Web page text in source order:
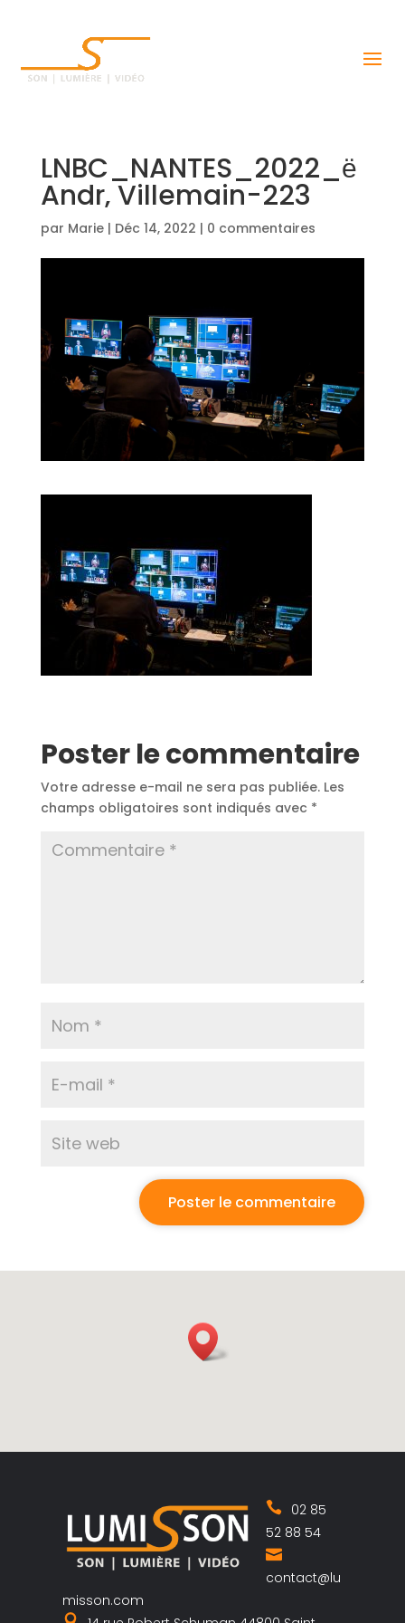
LNBC_NANTES_2022_ё
Andr‚ Villemain-223
par Marie| Déc 14, 2022 | 0 commentaires
Poster le commentaire
Votre adresse e-mail ne sera pas publiée. Les
champs obligatoires sont indiqués avec *
02 85
52 88 54
contact@lu
misson.com